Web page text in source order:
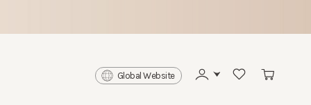
Global Website